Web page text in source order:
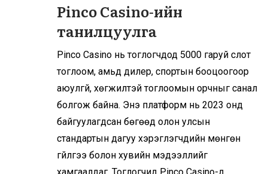
Pinco Casino-ийн
танилцуулга
Pinco Casino нь тоглогчдод 5000 гаруй слот
тоглоом, амьд дилер, спортын бооцоогоор
аюулгүй, хөгжилтэй тоглоомын орчныг санал
болгож байна. Энэ платформ нь 2023 онд
байгуулагдсан бөгөөд олон улсын
стандартын дагуу хэрэглэгчдийн мөнгөн
гүйлгээ болон хувийн мэдээллийг